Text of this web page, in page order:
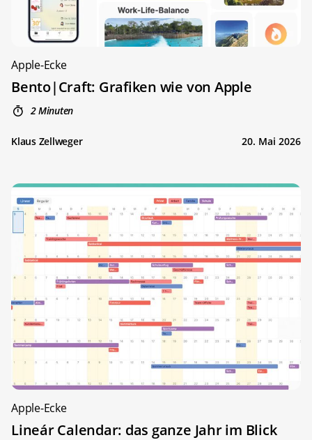
Apple-Ecke
Bento|Craft: Grafiken wie von Apple
2 Minuten
Klaus Zellweger 20. Mai 2026
Apple-Ecke
Lineár Calendar: das ganze Jahr im Blick